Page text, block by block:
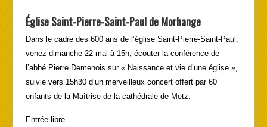
Église Saint-Pierre-Saint-Paul de Morhange
Dans le cadre des 600 ans de l’église Saint-Pierre-Saint-Paul,
venez dimanche 22 mai à 15h, écouter la conférence de
l’abbé Pierre Demenois sur « Naissance et vie d’une église »,
suivie vers 15h30 d’un merveilleux concert offert par 60
enfants de la Maîtrise de la cathédrale de Metz.
Entrée libre